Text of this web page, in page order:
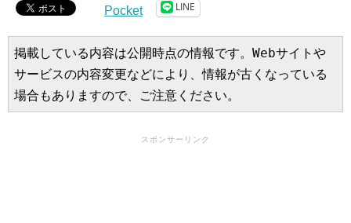
Pocket LINE
掲載している内容は公開時点の情報です。Webサイトや
サービスの内容変更などにより、情報が古くなっている
場合もありますので、ご注意ください。
スポンサーリンク